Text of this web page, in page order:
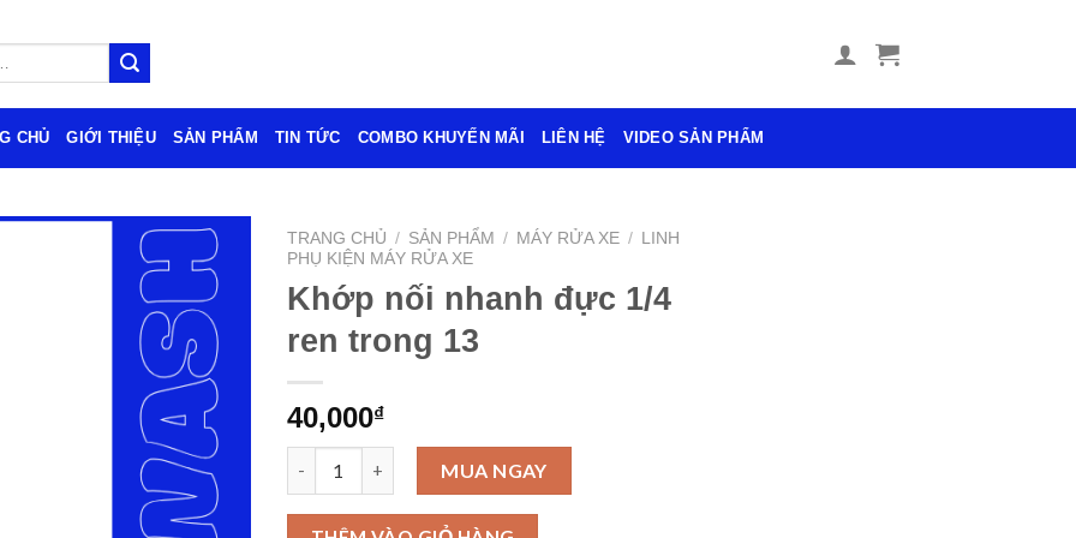
CHỦ GIỚI THIỆU SẢN PHẨM TIN TỨC COMBO KHUYẾN MÃI LIÊN HỆ VIDEO SẢN PHẨM
TRANG CHỦ / SẢN PHẨM / MÁY RỬA XE / LINH
PHỤ KIỆN MÁY RỬA XE
Khớp nối nhanh đực 1/4
ren trong 13
40,000₫
MUA NGAY